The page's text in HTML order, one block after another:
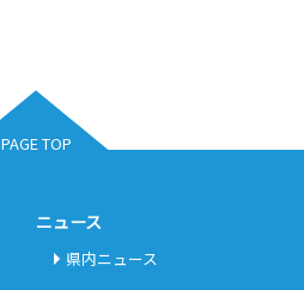
PAGE TOP
ニュース
県内ニュース